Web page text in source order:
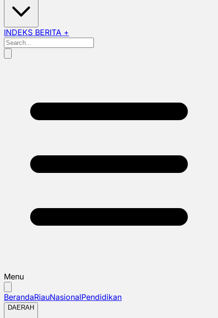
INDEKS BERITA +
Menu
BerandaRiauNasionalPendidikan
DAERAH